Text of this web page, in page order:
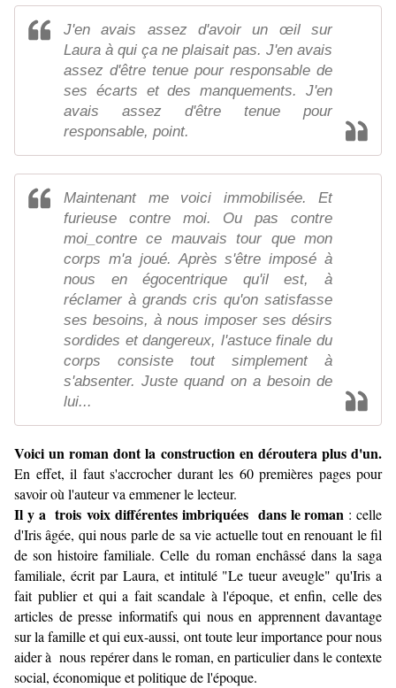
J'en avais assez d'avoir un œil sur
Laura à qui ça ne plaisait pas. J'en avais
assez d'être tenue pour responsable de
ses écarts et des manquements. J'en
avais assez d'être tenue pour
responsable, point.
Maintenant me voici immobilisée. Et
furieuse contre moi. Ou pas contre
moi_contre ce mauvais tour que mon
corps m'a joué. Après s'être imposé à
nous en égocentrique qu'il est, à
réclamer à grands cris qu'on satisfasse
ses besoins, à nous imposer ses désirs
sordides et dangereux, l'astuce finale du
corps consiste tout simplement à
s'absenter. Juste quand on a besoin de
lui...
Voici un roman dont la construction en déroutera plus d'un.
En effet, il faut s'accrocher durant les 60 premières pages pour
savoir où l'auteur va emmener le lecteur.
Il y a trois voix différentes imbriquées dans le roman : celle
d'Iris âgée, qui nous parle de sa vie actuelle tout en renouant le fil
de son histoire familiale. Celle du roman enchâssé dans la saga
familiale, écrit par Laura, et intitulé "Le tueur aveugle" qu'Iris a
fait publier et qui a fait scandale à l'époque, et enfin, celle des
articles de presse informatifs qui nous en apprennent davantage
sur la famille et qui eux-aussi, ont toute leur importance pour nous
aider à nous repérer dans le roman, en particulier dans le contexte
social, économique et politique de l'époque.